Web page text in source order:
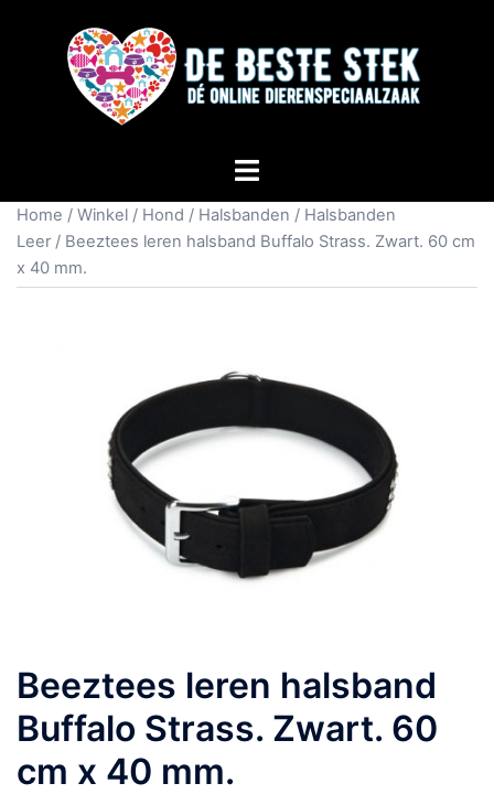
Home / Winkel / Hond / Halsbanden / Halsbanden
Leer / Beeztees leren halsband Buffalo Strass. Zwart. 60 cm
x 40 mm.
Beeztees leren halsband
Buffalo Strass. Zwart. 60
cm x 40 mm.